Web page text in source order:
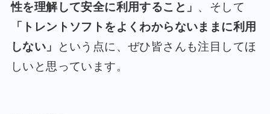
性を理解して安全に利用すること」 、そして
「トレントソフトをよくわからないままに利用
しない」
という点に、ぜひ皆さんも注目してほ
しいと思っています。